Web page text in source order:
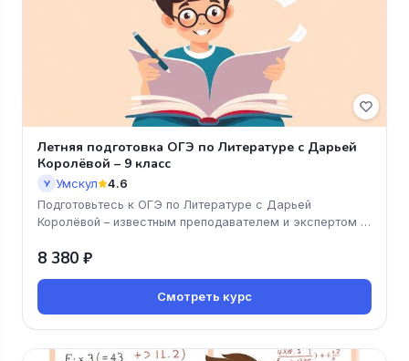
Летняя подготовка ОГЭ по Литературе с Дарьей
Королёвой – 9 класс
У Умскул 4.6
Подготовьтесь к ОГЭ по Литературе с Дарьей
Королёвой – известным преподавателем и экспертом в
8 380 ₽
Смотреть курс